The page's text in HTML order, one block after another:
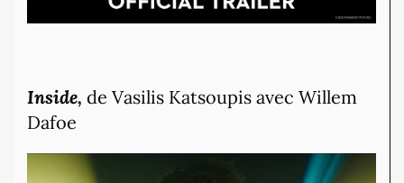
Inside, de Vasilis Katsoupis avec Willem
Dafoe